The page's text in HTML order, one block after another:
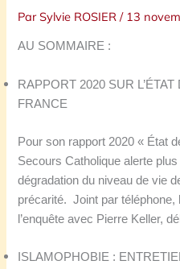
ParSylvie ROSIER/ 13
AU SOMMAIRE :
RAPPORT 2020 SUR
FRANCE
Pour son rapport 2020 « État
SecoursCatholique alerte
dégradation du niveau devie
précarité.Joint par téléphone,
l’enquête avec Pierre Keller,
ISLAMOPHOBIE :